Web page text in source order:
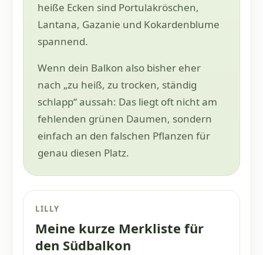
heiße Ecken sind Portulakröschen,
Lantana, Gazanie und Kokardenblume
spannend.
Wenn dein Balkon also bisher eher
nach „zu heiß, zu trocken, ständig
schlapp“ aussah: Das liegt oft nicht am
fehlenden grünen Daumen, sondern
einfach an den falschen Pflanzen für
genau diesen Platz.
LILLY
Meine kurze Merkliste für
den Südbalkon